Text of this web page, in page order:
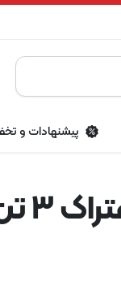
پیشنهادات و